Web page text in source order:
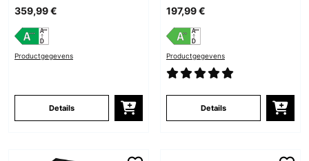
359,99 €
Productgegevens
Details
197,99 €
Productgegevens
Details